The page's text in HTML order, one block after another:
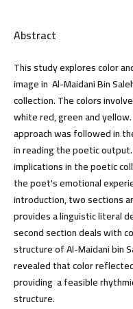
Abstract
This study explores color
image in Al-Maidani Bin
collection. The colors
white red, green and
approach was followed in
in reading the poetic
implications in the poetic
the poet's emotional
introduction, two sections
provides a linguistic literal
second section deals with
structure of Al-Maidani bin
revealed that color
providing a feasible
structure.